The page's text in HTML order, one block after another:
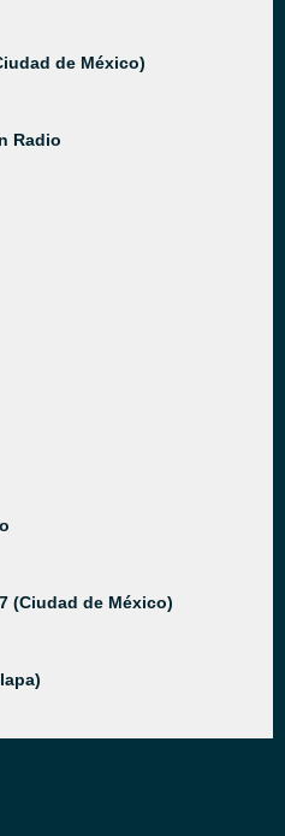
de México)
Radio
(Ciudad de México)